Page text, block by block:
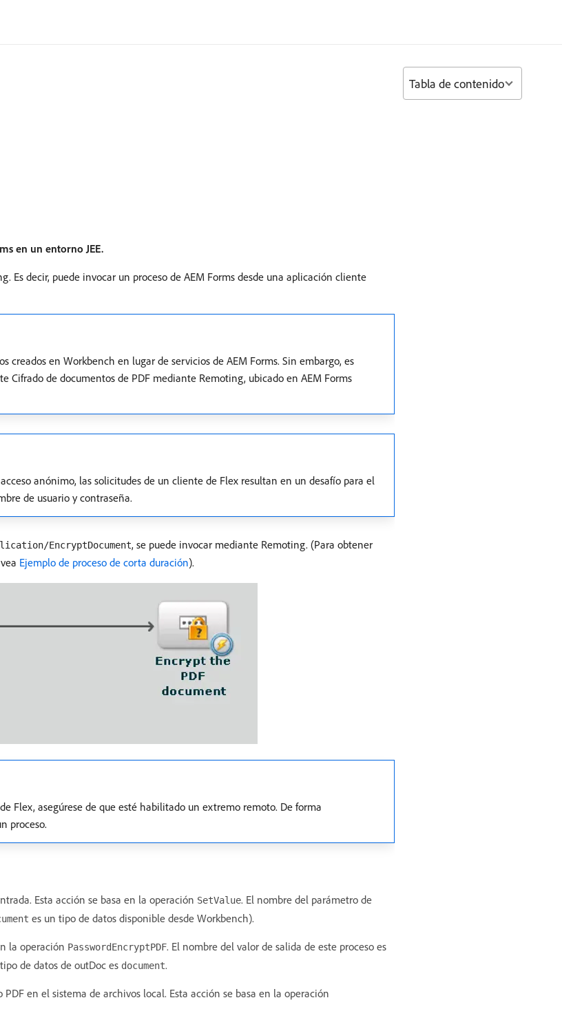
en un entorno JEE.
Es decir, puede invocar un proceso de AEM Forms desde una aplicación cliente
en Workbench en lugar de servicios de AEM Forms. Sin embargo, es
Cifrado de documentos de PDF mediante Remoting, ubicado en AEM Forms
anónimo, las solicitudes de un cliente de Flex resultan en un desafío para el
de usuario y contraseña.
EncryptDocument, se puede invocar mediante Remoting. (Para obtener
Ejemplo de proceso de corta duración).
Flex, asegúrese de que esté habilitado un extremo remoto. De forma
proceso.
Esta acción se basa en la operación SetValue. El nombre del parámetro de
es un tipo de datos disponible desde Workbench).
la operación PasswordEncryptPDF. El nombre del valor de salida de este proceso es
de datos de outDoc es document.
en el sistema de archivos local. Esta acción se basa en la operación
Tabla de contenido